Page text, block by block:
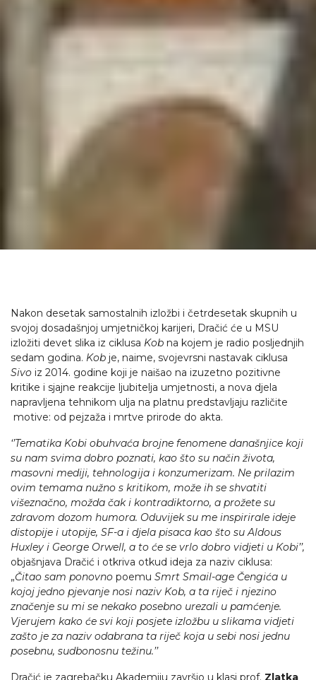
Nakon desetak samostalnih izložbi i četrdesetak skupnih u
svojoj dosadašnjoj umjetničkoj karijeri, Dračić će u MSU
izložiti devet slika iz ciklusa Kob na kojem je radio posljednjih
sedam godina. Kob je, naime, svojevrsni nastavak ciklusa
Sivo iz 2014. godine koji je naišao na izuzetno pozitivne
kritike i sjajne reakcije ljubitelja umjetnosti, a nova djela
napravljena tehnikom ulja na platnu predstavljaju različite
motive: od pejzaža i mrtve prirode do akta.
‘’Tematika Kobi obuhvaća brojne fenomene današnjice koji
su nam svima dobro poznati, kao što su način života,
masovni mediji, tehnologija i konzumerizam. Ne prilazim
ovim temama nužno s kritikom, može ih se shvatiti
višeznačno, možda čak i kontradiktorno, a prožete su
zdravom dozom humora. Oduvijek su me inspirirale ideje
distopije i utopije, SF-a i djela pisaca kao što su Aldous
Huxley i George Orwell, a to će se vrlo dobro vidjeti u Kobi’’,
objašnjava Dračić i otkriva otkud ideja za naziv ciklusa:
„Čitao sam ponovno poemu Smrt Smail-age Čengića u
kojoj jedno pjevanje nosi naziv Kob, a ta riječ i njezino
značenje su mi se nekako posebno urezali u pamćenje.
Vjerujem kako će svi koji posjete izložbu u slikama vidjeti
zašto je za naziv odabrana ta riječ koja u sebi nosi jednu
posebnu, sudbonosnu težinu.’’
Dračić je zagrebačku Akademiju završio u klasi prof. Zlatka